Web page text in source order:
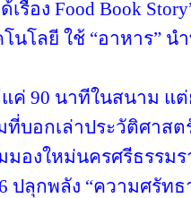
เรื่อง Food Book
โลยี ใช้ “อาหาร” นำ
90 นาทีในสนาม แต่
ที่บอกเล่าประวัติศาส
มองใหม่นครศรีธรรมร
ปลุกพลัง “ความศรัท